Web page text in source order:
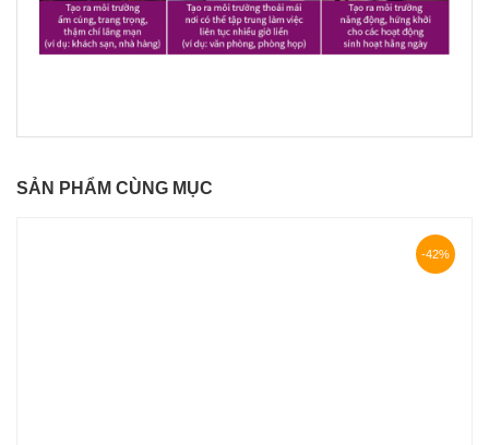
SẢN PHẨM CÙNG MỤC
-42%